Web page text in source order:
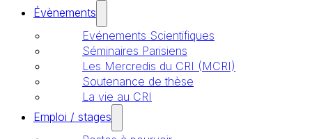
Évènements
Evénements Scientifiques
Séminaires Parisiens
Les Mercredis du CRI (MCRI)
Soutenance de thèse
La vie au CRI
Emploi / stages